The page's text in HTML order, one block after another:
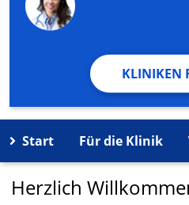
KLINIKEN
Start Für die Klinik
Herzlich